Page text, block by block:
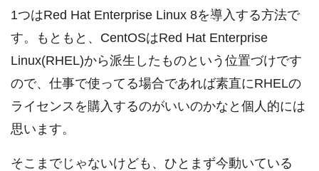
1つはRed Hat Enterprise Linux 8を導入する方法で
す。もともと、CentOSはRed Hat Enterprise
Linux(RHEL)から派生したものという位置づけです
ので、仕事で使ってる場合であれば素直にRHELの
ライセンスを購入するのがいいのかなと個人的には
思います。
そこまでじゃないけども、ひとまず今動いている